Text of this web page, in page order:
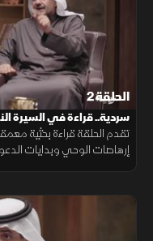
الحلقة 2
سردية.. قراءة في السيرة
تقدم الحلقة قراءة بحثية
إرهاصات الوحي وبدايات